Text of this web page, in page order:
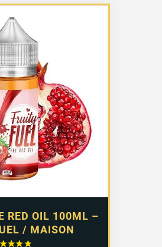
RED OIL 100ML –
/ MAISON